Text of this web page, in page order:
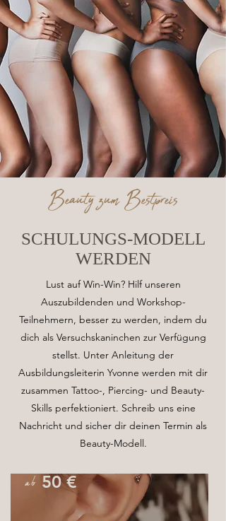
Beauty zum Bestpreis
SCHULUNGS-MODELL
WERDEN
Lust auf Win-Win? Hilf unseren
Auszubildenden und Workshop-
Teilnehmern, besser zu werden, indem du
dich als Versuchskaninchen zur Verfügung
stellst. Unter Anleitung der
Ausbildungsleiterin Yvonne werden mit dir
zusammen Tattoo-, Piercing- und Beauty-
Skills perfektioniert. Schreib uns eine
Nachricht und sicher dir deinen Termin als
Beauty-Modell.
ab 50 €